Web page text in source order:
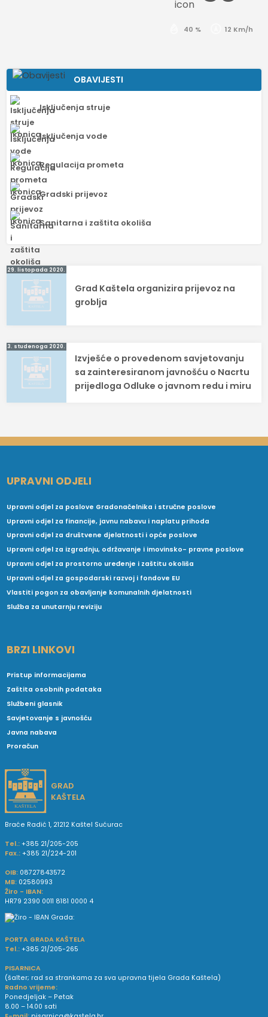
40 % 12 Km/h
OBAVIJESTI
Isključenja struje
Isključenja vode
Regulacija prometa
Gradski prijevoz
Sanitarna i zaštita okoliša
Navigacija
objava
29. listopada 2020.
Grad Kaštela organizira prijevoz na
groblja
3. studenoga 2020.
Izvješće o provedenom savjetovanju
sa zainteresiranom javnošću o Nacrtu
prijedloga Odluke o javnom redu i miru
UPRAVNI ODJELI
Upravni odjel za poslove Gradonačelnika i stručne poslove
Upravni odjel za financije, javnu nabavu i naplatu prihoda
Upravni odjel za društvene djelatnosti i opće poslove
Upravni odjel za izgradnju, održavanje i imovinsko- pravne poslove
Upravni odjel za prostorno uređenje i zaštitu okoliša
Upravni odjel za gospodarski razvoj i fondove EU
Vlastiti pogon za obavljanje komunalnih djelatnosti
Služba za unutarnju reviziju
BRZI LINKOVI
Pristup informacijama
Zaštita osobnih podataka
Službeni glasnik
Savjetovanje s javnošću
Javna nabava
Proračun
GRAD
KAŠTELA
Braće Radić 1, 21212 Kaštel Sućurac
Tel.: +385 21/205-205
Fax.: +385 21/224-201
OIB: 08727843572
MB: 02580993
Žiro - IBAN:
HR79 2390 0011 8181 0000 4
PORTA GRADA KAŠTELA
Tel.: +385 21/205-265
PISARNICA
(šalter; rad sa strankama za sva upravna tijela Grada Kaštela)
Radno vrijeme:
Ponedjeljak – Petak
8.00 – 14.00 sati